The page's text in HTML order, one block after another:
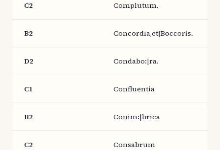
C2 Complutum.
B2 Concordia,et|Boccoris.
D2 Condabo:|ra.
C1 Confluentia
B2 Conim:|brica
C2 Consabrum